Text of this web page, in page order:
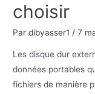
choisir
Pardibyasser1 /7
Les disque dur
données portables
fichiers de manière